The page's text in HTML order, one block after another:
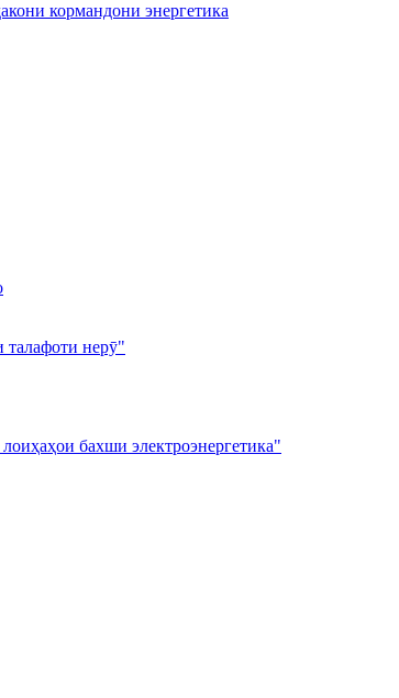
кормандони энергетика
талафоти нерӯ"
бахши электроэнергетика"